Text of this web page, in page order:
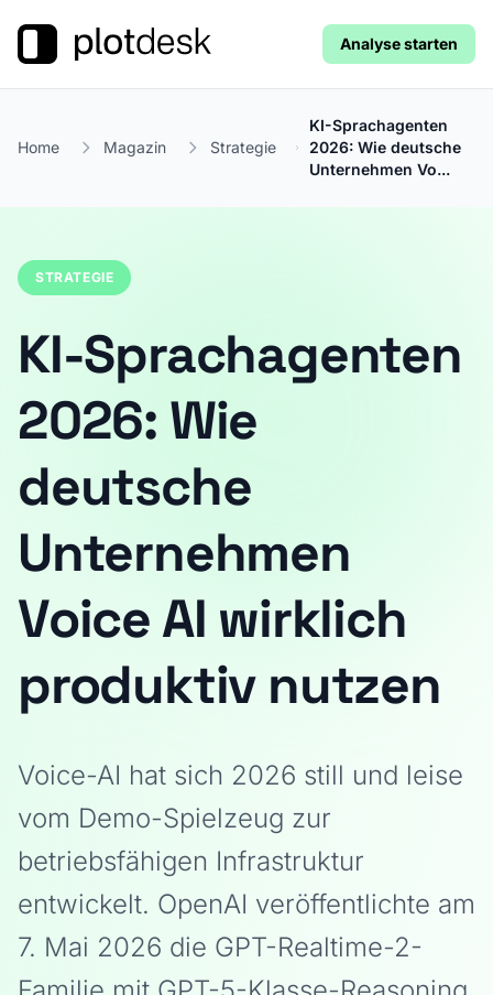
Analyse starten
Home Magazin Strategie
KI-Sprachagenten
2026: Wie deutsche
Unternehmen Vo...
STRATEGIE
KI-Sprachagenten
2026: Wie
deutsche
Unternehmen
Voice AI wirklich
produktiv nutzen
Voice-AI hat sich 2026 still und leise
vom Demo-Spielzeug zur
betriebsfähigen Infrastruktur
entwickelt. OpenAI veröffentlichte am
7. Mai 2026 die GPT-Realtime-2-